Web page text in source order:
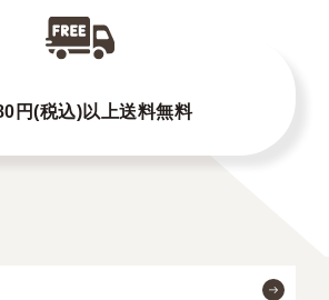
円(税込)以上送料無料